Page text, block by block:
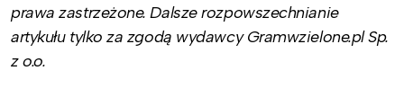
prawa zastrzeżone. Dalsze rozpowszechnianie
artykułu tylko za zgodą wydawcy Gramwzielone.pl Sp.
z o.o.